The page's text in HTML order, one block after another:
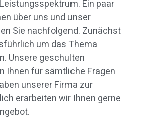
Ein paar
über uns und unser
Sie nachfolgend. Zunächst
um das Thema
Unsere geschulten
Ihnen für sämtliche Fragen
unserer Firma zur
erarbeiten wir Ihnen gerne